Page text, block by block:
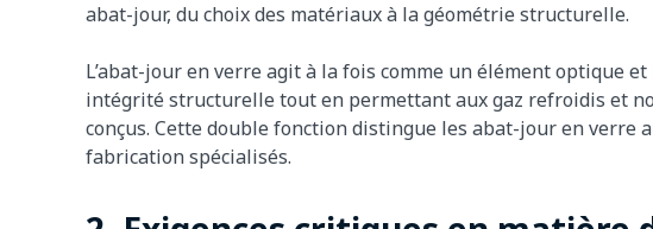
abat-jour, du choix des matériaux à la géométrie structurelle.
L’abat-jour en verre agit à la fois comme un élément optique
intégrité structurelle tout en permettant aux gaz refroidis et
conçus. Cette double fonction distingue les abat-jour en verre
fabrication spécialisés.